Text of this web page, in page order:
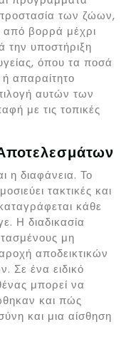
προστασία των ζώων,
βορρά μέχρι
την υποστήριξη
όπου τα ποσά
απαραίτητο
αυτών των
με τις τοπικές
η διαφάνεια. Το
τακτικές και
κάθε
Η διαδικασία
μη
αποδεικτικών
Σε ένα ειδικό
μπορεί να
και πώς
και μια αίσθηση